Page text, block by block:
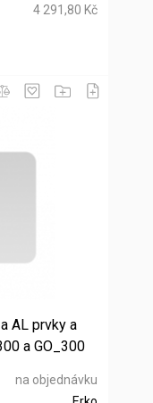
4 291,80 Kč
AL prvky a
a GO_300
na objednávku